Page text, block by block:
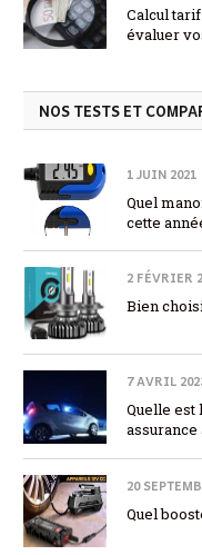
Calcul
évaluer
NOS TESTS ET
1 JUIN 2021
Quel
cette
2 FÉVRIER
Bien
7 AVRIL
Quelle est
assurance
20
Quel